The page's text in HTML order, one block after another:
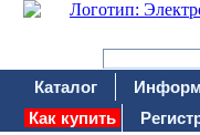
Каталог
Как купить